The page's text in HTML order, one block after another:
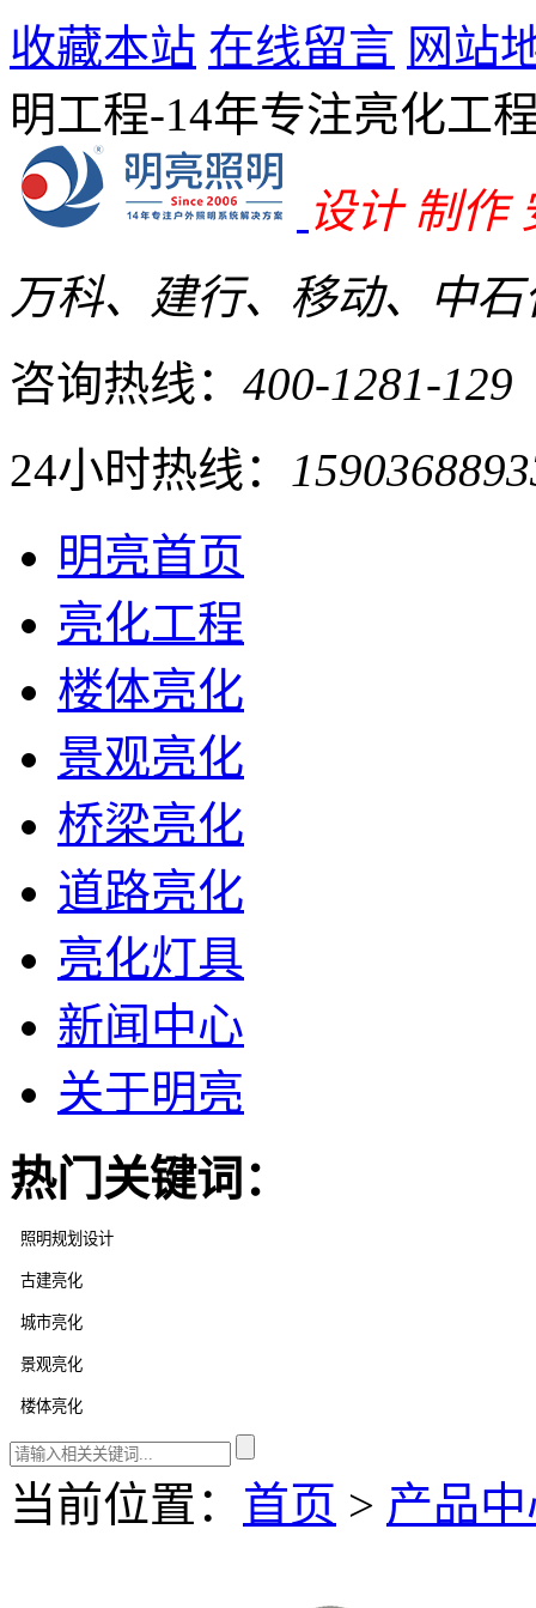
收藏本站 在线留言 网站
明工程-14年专注亮化工
设计 制作
万科、建行、移动、中
咨询热线： 400-1281-129
24小时热线：
明亮首页
亮化工程
楼体亮化
景观亮化
桥梁亮化
道路亮化
亮化灯具
新闻中心
关于明亮
热门关键词：
当前位置： 首页 > 产品